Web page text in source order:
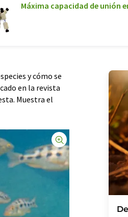
Máxima capacidad de unión
y cómo se
en la revista
Muestra el